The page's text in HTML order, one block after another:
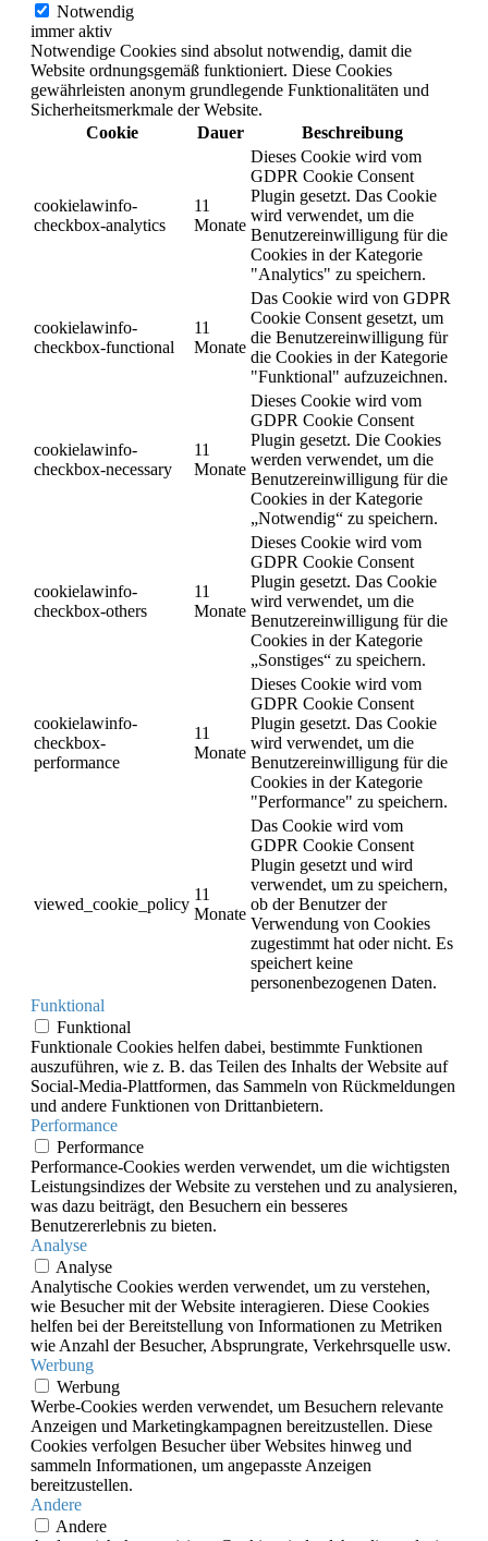
Notwendig
immer aktiv
Notwendige Cookies sind absolut notwendig, damit die
Website ordnungsgemäß funktioniert. Diese Cookies
gewährleisten anonym grundlegende Funktionalitäten und
Sicherheitsmerkmale der Website.
Cookie
Dauer Beschreibung
cookielawinfo-
checkbox-analytics
11
Monate
Dieses Cookie wird vom
GDPR Cookie Consent
Plugin gesetzt. Das Cookie
wird verwendet, um die
Benutzereinwilligung für die
Cookies in der Kategorie
"Analytics" zu speichern.
cookielawinfo-
checkbox-functional
11
Monate
Das Cookie wird von GDPR
Cookie Consent gesetzt, um
die Benutzereinwilligung für
die Cookies in der Kategorie
"Funktional" aufzuzeichnen.
cookielawinfo-
checkbox-necessary
11
Monate
Dieses Cookie wird vom
GDPR Cookie Consent
Plugin gesetzt. Die Cookies
werden verwendet, um die
Benutzereinwilligung für die
Cookies in der Kategorie
„Notwendig“ zu speichern.
cookielawinfo-
checkbox-others
11
Monate
Dieses Cookie wird vom
GDPR Cookie Consent
Plugin gesetzt. Das Cookie
wird verwendet, um die
Benutzereinwilligung für die
Cookies in der Kategorie
„Sonstiges“ zu speichern.
cookielawinfo-
checkbox-
performance
11
Monate
Dieses Cookie wird vom
GDPR Cookie Consent
Plugin gesetzt. Das Cookie
wird verwendet, um die
Benutzereinwilligung für die
Cookies in der Kategorie
"Performance" zu speichern.
viewed_cookie_policy
11
Monate
Das Cookie wird vom
GDPR Cookie Consent
Plugin gesetzt und wird
verwendet, um zu speichern,
ob der Benutzer der
Verwendung von Cookies
zugestimmt hat oder nicht. Es
speichert keine
personenbezogenen Daten.
Funktional
Funktional
Funktionale Cookies helfen dabei, bestimmte Funktionen
auszuführen, wie z. B. das Teilen des Inhalts der Website auf
Social-Media-Plattformen, das Sammeln von Rückmeldungen
und andere Funktionen von Drittanbietern.
Performance
Performance
Performance-Cookies werden verwendet, um die wichtigsten
Leistungsindizes der Website zu verstehen und zu analysieren,
was dazu beiträgt, den Besuchern ein besseres
Benutzererlebnis zu bieten.
Analyse
Analyse
Analytische Cookies werden verwendet, um zu verstehen,
wie Besucher mit der Website interagieren. Diese Cookies
helfen bei der Bereitstellung von Informationen zu Metriken
wie Anzahl der Besucher, Absprungrate, Verkehrsquelle usw.
Werbung
Werbung
Werbe-Cookies werden verwendet, um Besuchern relevante
Anzeigen und Marketingkampagnen bereitzustellen. Diese
Cookies verfolgen Besucher über Websites hinweg und
sammeln Informationen, um angepasste Anzeigen
bereitzustellen.
Andere
Andere